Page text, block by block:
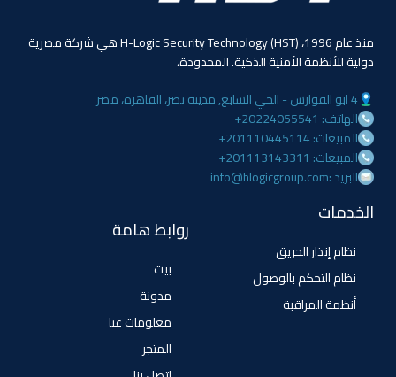
منذ عام 1996، (HST) H-Logic Security Technology هي شركة مصرية
دولية للأنظمة الأمنية الذكية. المحدودة،
4 ابو الفوارس - الحي السابع, مدينة نصر، القاهرة، مصر
الهاتف: 20224055541+
المبيعات: 201110445114+
المبيعات: 201113143311+
البريد :info@hlogicgroup.com
الخدمات
نظام إنذار الحريق
نظام التحكم بالوصول
أنظمة المراقبة
روابط هامة
بيت
مدونة
معلومات عنا
المتجر